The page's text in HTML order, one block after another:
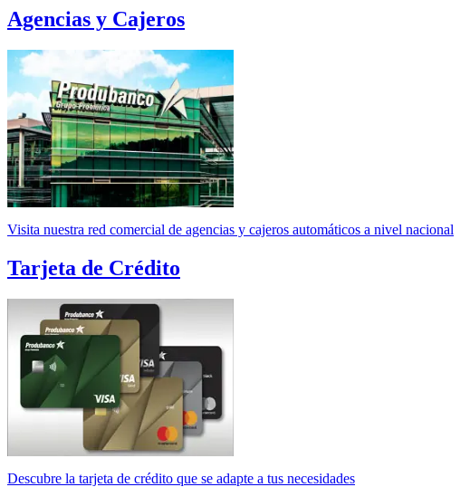
Agencias y Cajeros
Visita nuestra red comercial de agencias y cajeros automáticos a nivel nacional
Tarjeta de Crédito
Descubre la tarjeta de crédito que se adapte a tus necesidades